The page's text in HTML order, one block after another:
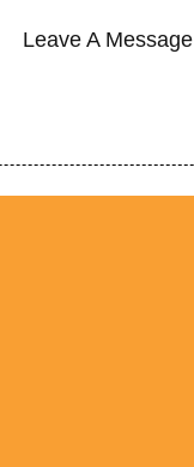
Leave A Message